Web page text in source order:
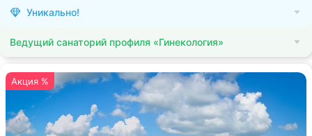
Уникально!
Ведущий санаторий профиля «Гинекология»
Акция %